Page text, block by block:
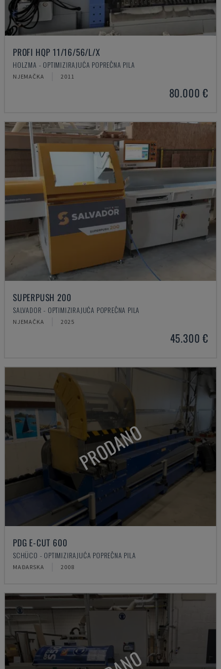
PROFI HQP 11/16/56/L/X
HOLZMA - OPTIMIZIRAJUĆA POPREČNA PILA
NJEMAČKA 2011
80.000 €
SUPERPUSH 200
SALVADOR - OPTIMIZIRAJUĆA POPREČNA PILA
NJEMAČKA 2025
45.300 €
PRODANO
PDG E-CUT 600
SCHÜCO - OPTIMIZIRAJUĆA POPREČNA PILA
MAĐARSKA 2008